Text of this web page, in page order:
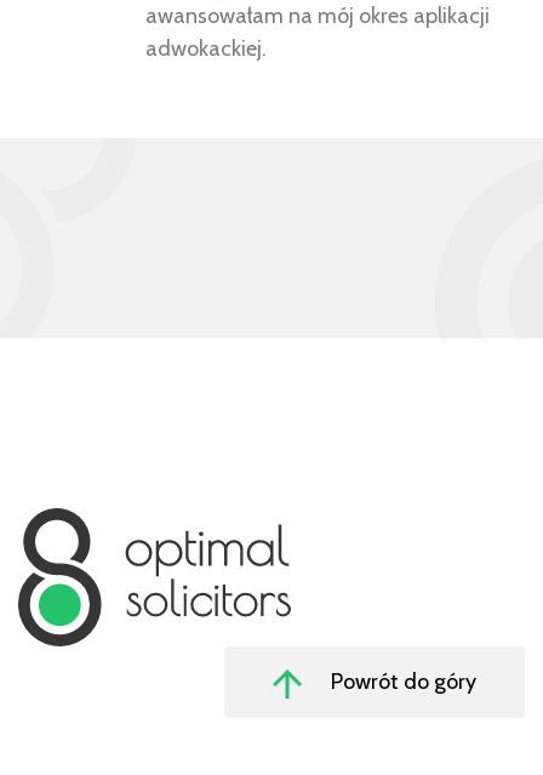
awansowałam na mój okres aplikacji
adwokackiej.
Powrót do góry